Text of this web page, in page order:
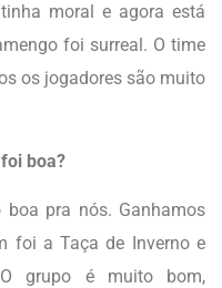
moral e agora está
foi surreal. O time
os jogadores são muito
boa?
pra nós. Ganhamos
foi a Taça de Inverno e
grupo é muito bom,